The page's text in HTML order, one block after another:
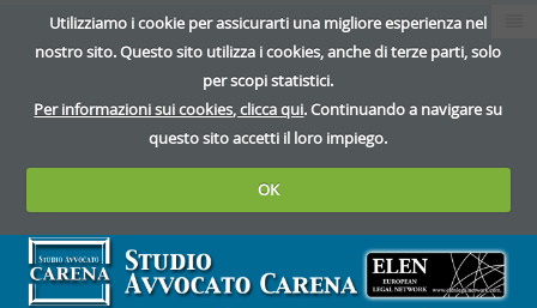
Utilizziamo i cookie per assicurarti una migliore esperienza nel
nostro sito. Questo sito utilizza i cookies, anche di terze parti, solo
per scopi statistici.
Per informazioni sui cookies, clicca qui. Continuando a navigare su
questo sito accetti il loro impiego.
OK